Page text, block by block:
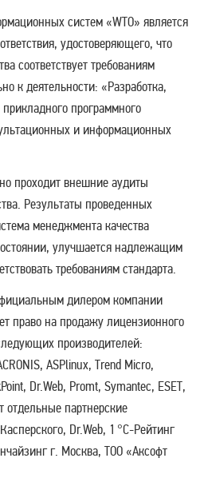
систем «WTO» является
удостоверяющего, что
соответствует требованиям
к деятельности: «Разработка,
программного
и информационных
проходит внешние аудиты
Результаты проведенных
менеджмента качества
улучшается надлежащим
требованиям стандарта.
дилером компании
право на продажу лицензионного
производителей:
ASPlinux, Trend Micro,
Dr.Web, Promt, Symantec, ESET,
отдельные партнерские
Dr.Web, 1 °C-Рейтинг
г. Москва, ТОО «Аксофт